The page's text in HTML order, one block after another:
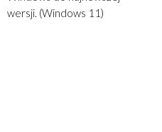
wersji. (Windows 11)